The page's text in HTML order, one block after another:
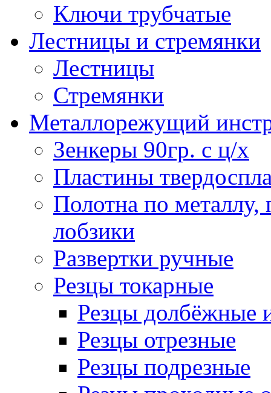
Ключи трубчатые
Лестницы и стремянки
Лестницы
Стремянки
Металлорежущий
Зенкеры 90гр. с ц/х
Пластины
Полотна по
лобзики
Развертки ручные
Резцы токарные
Резцы долбёжные
Резцы отрезные
Резцы подрезные